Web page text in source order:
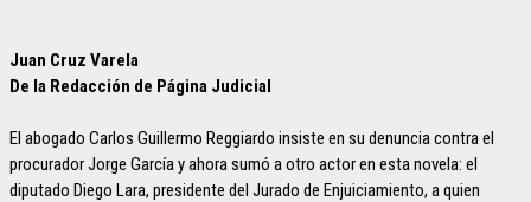
Juan Cruz Varela
De la Redacción de Página Judicial
El abogado Carlos Guillermo Reggiardo insiste en su denuncia contra el
procurador Jorge García y ahora sumó a otro actor en esta novela: el
diputado Diego Lara, presidente del Jurado de Enjuiciamiento, a quien